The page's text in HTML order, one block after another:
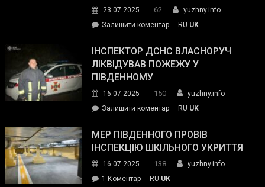
гуманітарну
допомогу
23.07.2025 62
yuzhny.info
Залишити коментарon
провів
нараду
силових
та
органів:
«Наш
спільний
RU UK
ІНСПЕКТОР ДСНС ВЛАСНОРУЧ
ЛІКВІДУВАВ ПОЖЕЖУ У
ПІВДЕННОМУ
16.07.2025 150
yuzhny.info
Залишити коментарon
ДСНС
власноруч
пожежу
у
RU UK
МЕР ПІВДЕННОГО ПРОВІВ
ІНСПЕКЦІЮ ШКІЛЬНОГО УКРИТТЯ
16.07.2025 138
yuzhny.info
1 Коментардо RU UK